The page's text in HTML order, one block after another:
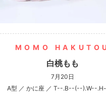
MOMO
白桃もも
7月20日
A型 ／ かに座 ／ T--.B--(--).W--